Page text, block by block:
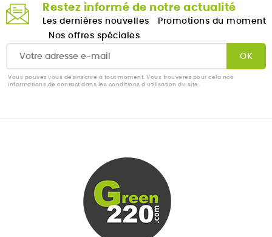
Restez informé de notre actualité
Les dernières nouvelles
Promotions du moment
Nos offres spéciales
Vous pouvez vous désinscrire à tout moment. Vous trouverez pour cela nos
informations de contact dans les conditions d'utilisation du site.